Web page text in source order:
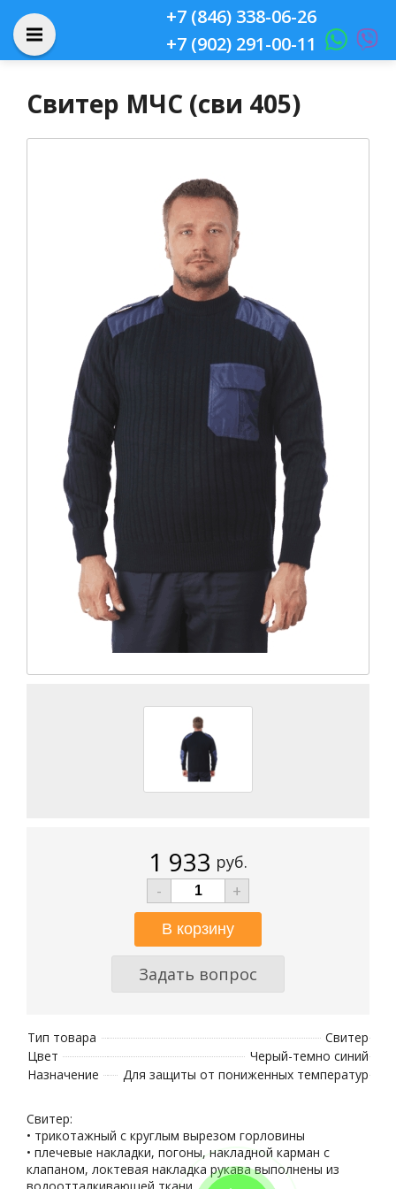
+7 (846) 338-06-26
+7 (902) 291-00-11
Свитер МЧС (сви 405)
1 933 руб.
-
+
Задать вопрос
Тип товара
Свитер
Цвет
Черый-темно синий
Назначение
Для защиты от пониженных температур
Свитер:
• трикотажный с круглым вырезом горловины
• плечевые накладки, погоны, накладной карман с
клапаном, локтевая накладка рукава выполнены из